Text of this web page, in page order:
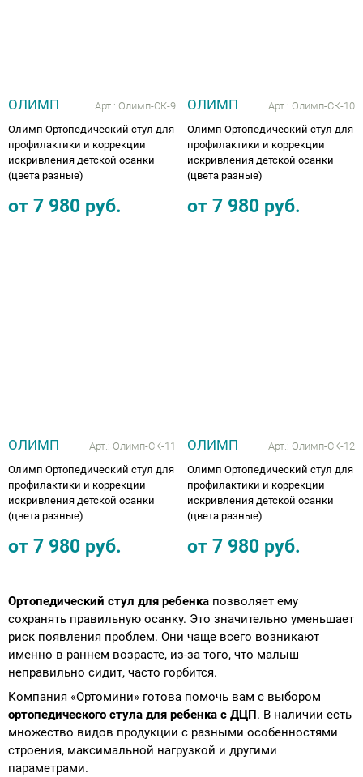
ОЛИМП Арт.: Олимп-СК-9
Олимп Ортопедический стул для
профилактики и коррекции
искривления детской осанки
(цвета разные)
от 7 980 руб.
ОЛИМП Арт.: Олимп-СК-10
Олимп Ортопедический стул для
профилактики и коррекции
искривления детской осанки
(цвета разные)
от 7 980 руб.
ОЛИМП Арт.: Олимп-СК-11
Олимп Ортопедический стул для
профилактики и коррекции
искривления детской осанки
(цвета разные)
от 7 980 руб.
ОЛИМП Арт.: Олимп-СК-12
Олимп Ортопедический стул для
профилактики и коррекции
искривления детской осанки
(цвета разные)
от 7 980 руб.
Ортопедический стул для ребенка позволяет ему
сохранять правильную осанку. Это значительно уменьшает
риск появления проблем. Они чаще всего возникают
именно в раннем возрасте, из-за того, что малыш
неправильно сидит, часто горбится.
Компания «Ортомини» готова помочь вам с выбором
ортопедического стула для ребенка с ДЦП . В наличии есть
множество видов продукции с разными особенностями
строения, максимальной нагрузкой и другими
параметрами.